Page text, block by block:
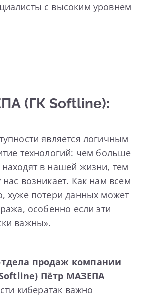
с высоким уровнем
(ГК Softline):
является логичным
технологий: чем больше
в нашей жизни, тем
возникает. Как нам всем
хуже потери данных может
особенно если эти
важны».
продаж компании
Пётр МАЗЕПА
кибератак важно